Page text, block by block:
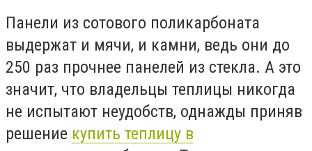
Панели из сотового поликарбоната
выдержат и мячи, и камни, ведь они до
250 раз прочнее панелей из стекла. А это
значит, что владельцы теплицы никогда
не испытают неудобств, однажды приняв
решение купить теплицу в